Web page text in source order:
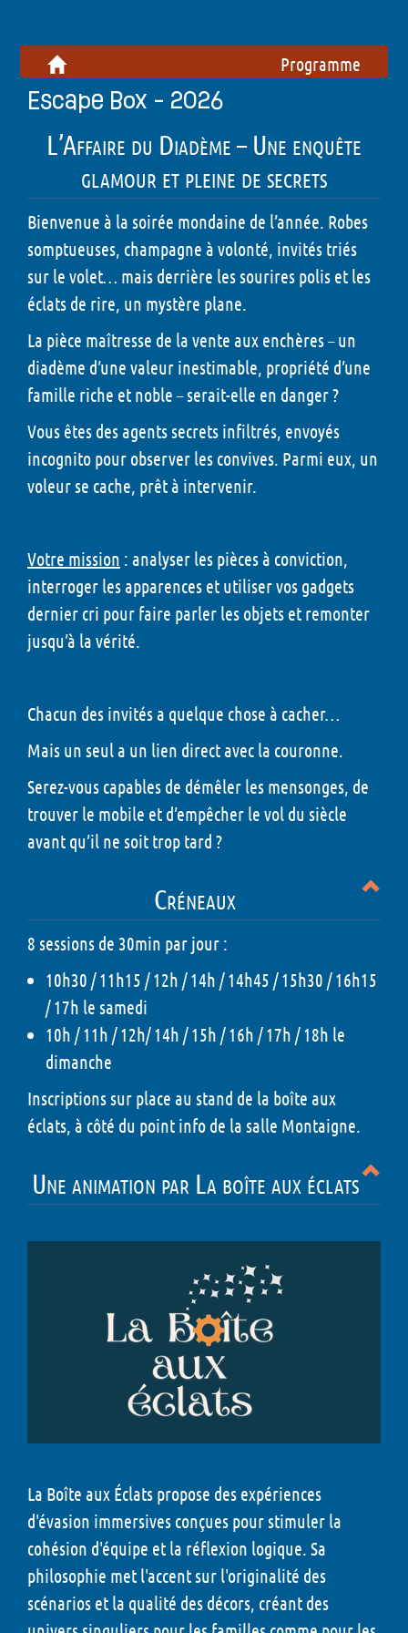
Programme
Escape Box - 2026
L’Affaire du Diadème – Une enquête
glamour et pleine de secrets
Bienvenue à la soirée mondaine de l’année. Robes
somptueuses, champagne à volonté, invités triés
sur le volet… mais derrière les sourires polis et les
éclats de rire, un mystère plane.
La pièce maîtresse de la vente aux enchères – un
diadème d’une valeur inestimable, propriété d’une
famille riche et noble – serait-elle en danger ?
Vous êtes des agents secrets infiltrés, envoyés
incognito pour observer les convives. Parmi eux, un
voleur se cache, prêt à intervenir.
Votre mission : analyser les pièces à conviction,
interroger les apparences et utiliser vos gadgets
dernier cri pour faire parler les objets et remonter
jusqu’à la vérité.
Chacun des invités a quelque chose à cacher…
Mais un seul a un lien direct avec la couronne.
Serez-vous capables de démêler les mensonges, de
trouver le mobile et d’empêcher le vol du siècle
avant qu’il ne soit trop tard ?
Créneaux
8 sessions de 30min par jour :
10h30 / 11h15 / 12h / 14h / 14h45 / 15h30 / 16h15
/ 17h le samedi
10h / 11h / 12h/ 14h / 15h / 16h / 17h / 18h le
dimanche
Inscriptions sur place au stand de la boîte aux
éclats, à côté du point info de la salle Montaigne.
Une animation par La boîte aux éclats
La Boîte aux Éclats propose des expériences
d'évasion immersives conçues pour stimuler la
cohésion d'équipe et la réflexion logique. Sa
philosophie met l'accent sur l'originalité des
scénarios et la qualité des décors, créant des